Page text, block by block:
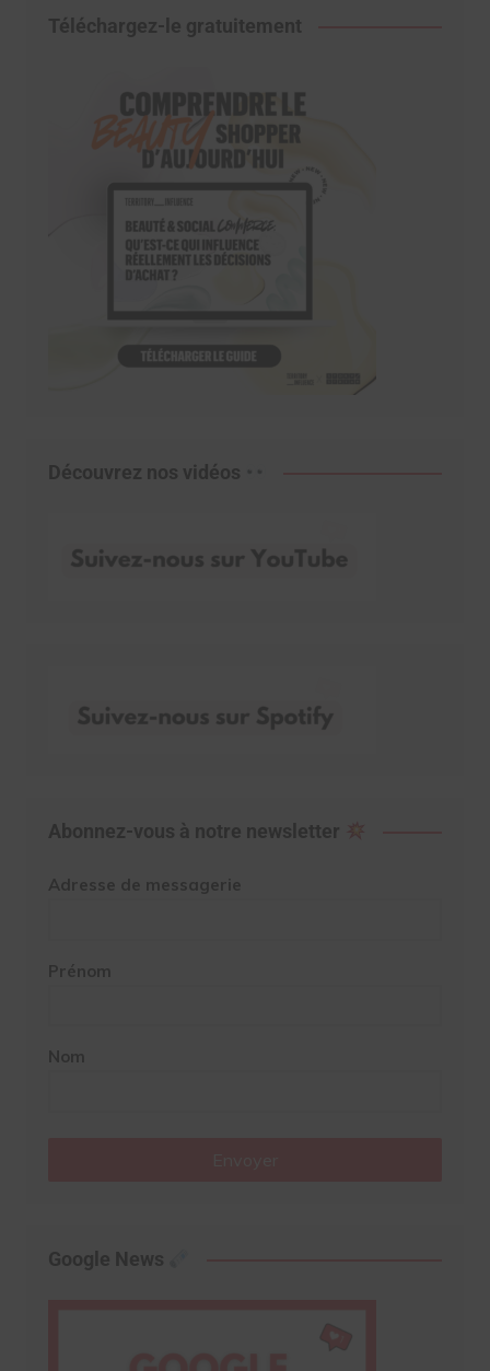
Téléchargez-le gratuitement
Découvrez nos vidéos
Abonnez-vous à notre newsletter
Adresse de messagerie
Prénom
Nom
Google News